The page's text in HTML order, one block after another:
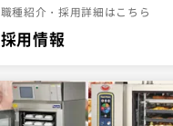
職種紹介・採用詳細はこちら
採用情報